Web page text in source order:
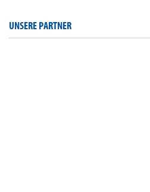
UNSERE PARTNER